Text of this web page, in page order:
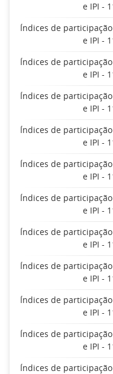
e IPI -
Índices de
e IPI -
Índices de
e IPI -
Índices de
e IPI -
Índices de
e IPI -
Índices de
e IPI -
Índices de
e IPI -
Índices de
e IPI -
Índices de
e IPI -
Índices de
e IPI -
Índices de
e IPI -
Índices de